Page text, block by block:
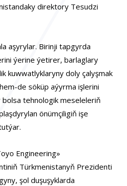
direktory Tesudzi
aşyrylar. Birinji tapgyrda
ýerine ýetirer, barlaglary
kuwwatlyklaryny doly çalyşmak
de söküp aýyrma işlerini
tehnologik meseleleriň
önümçiligiň işe
Engineering»
Türkmenistanyň Prezidenti
şol duşuşyklarda